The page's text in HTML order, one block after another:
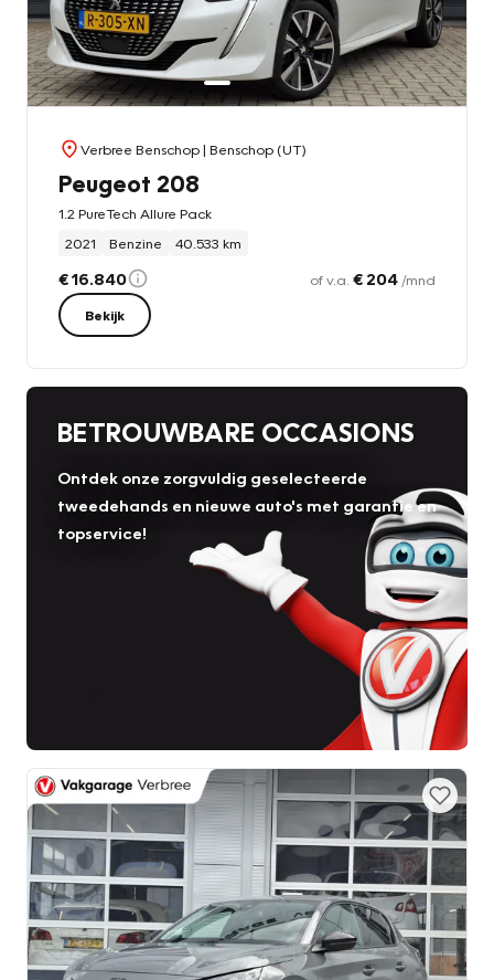
Verbree Benschop| Benschop (UT)
Peugeot 208
1.2 PureTech Allure Pack
2021
Benzine 40.533 km
€ 16.840 of v.a. € 204 /mnd
Bekijk
BETROUWBARE OCCASIONS
Ontdek onze zorgvuldig geselecteerde
tweedehands en nieuwe auto's met garantie en
topservice!